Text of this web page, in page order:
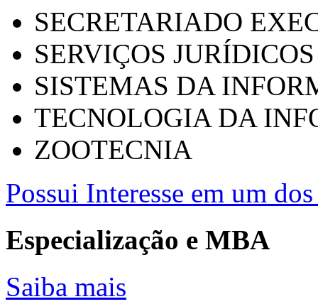
SECRETARIADO
SERVIÇOS
SISTEMAS DA
TECNOLOGIA DA
ZOOTECNIA
Possui Interesse em um
Especialização e MBA
Saiba mais